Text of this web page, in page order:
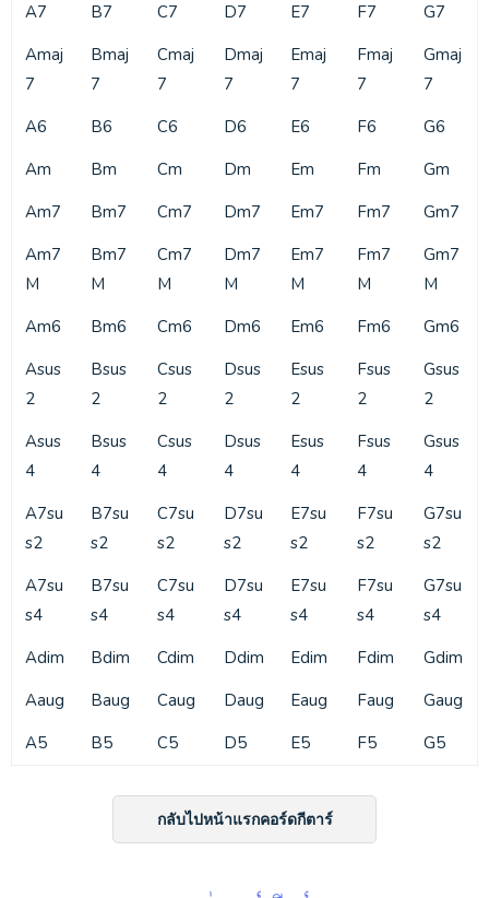
A7
B7 C7 D7 E7 F7
G7
Amaj
7
Bmaj
7
Cmaj
7
Dmaj
7
Emaj
7
Fmaj
7
Gmaj
7
A6
B6 C6 D6 E6 F6
G6
Am
Bm Cm Dm Em Fm
Gm
Am7
Bm7 Cm7 Dm7 Em7 Fm7
Gm7
Am7
M
Bm7
M
Cm7
M
Dm7
M
Em7
M
Fm7
M
Gm7
M
Am6
Bm6 Cm6 Dm6 Em6 Fm6
Gm6
Asus
2
Bsus
2
Csus
2
Dsus
2
Esus
2
Fsus
2
Gsus
2
Asus
4
Bsus
4
Csus
4
Dsus
4
Esus
4
Fsus
4
Gsus
4
A7su
s2
B7su
s2
C7su
s2
D7su
s2
E7su
s2
F7su
s2
G7su
s2
A7su
s4
B7su
s4
C7su
s4
D7su
s4
E7su
s4
F7su
s4
G7su
s4
Adim
Bdim Cdim Ddim Edim Fdim
Gdim
Aaug
Baug Caug Daug Eaug Faug
Gaug
A5
B5 C5 D5 E5 F5 G5
กลับไปหน้าแรกคอร์ดกีตาร์